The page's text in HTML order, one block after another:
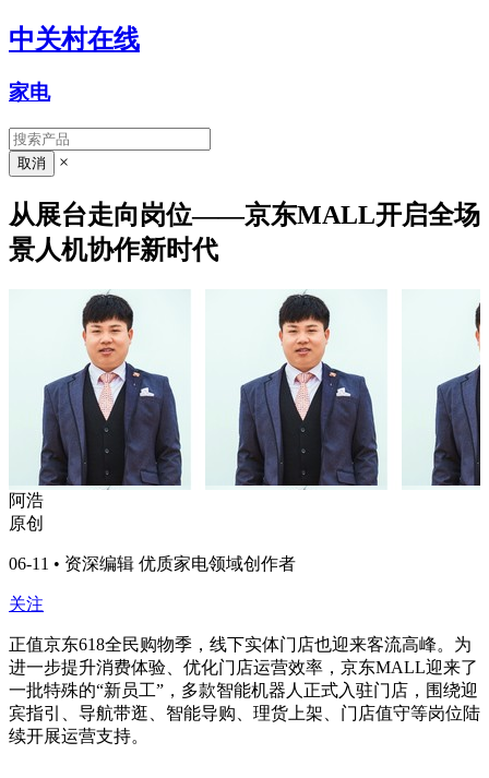
中关村在线
家电
×
从展台走向岗位——京东MALL开启全场
景人机协作新时代
阿浩
原创
06-11 • 资深编辑 优质家电领域创作者
关注
正值京东618全民购物季，线下实体门店也迎来客流高峰。为
进一步提升消费体验、优化门店运营效率，京东MALL迎来了
一批特殊的“新员工”，多款智能机器人正式入驻门店，围绕迎
宾指引、导航带逛、智能导购、理货上架、门店值守等岗位陆
续开展运营支持。